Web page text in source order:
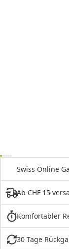
Swiss Online
Ab CHF 15
Komfortabler
30 Tage